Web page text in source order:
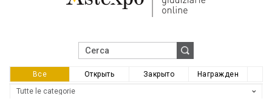
Все Открыть Закрыто Награжден